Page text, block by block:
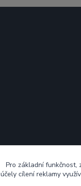
Pro základní funkčnost,
účely cílení reklamy